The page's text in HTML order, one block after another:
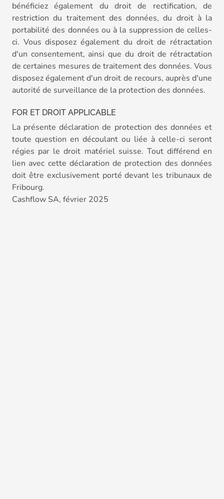
bénéficiez également du droit de rectification, de
restriction du traitement des données, du droit à la
portabilité des données ou à la suppression de celles-
ci. Vous disposez également du droit de rétractation
d'un consentement, ainsi que du droit de rétractation
de certaines mesures de traitement des données. Vous
disposez également d'un droit de recours, auprès d'une
autorité de surveillance de la protection des données.
FOR ET DROIT APPLICABLE
La présente déclaration de protection des données et
toute question en découlant ou liée à celle-ci seront
régies par le droit matériel suisse. Tout différend en
lien avec cette déclaration de protection des données
doit être exclusivement porté devant les tribunaux de
Fribourg.
Cashflow SA, février 2025